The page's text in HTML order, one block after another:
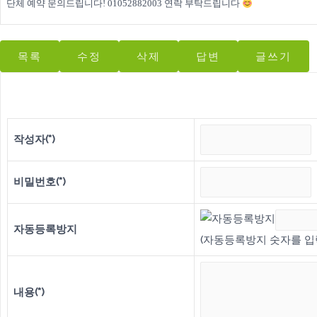
단체 예약 문의드립니다! 01052882003 연락 부탁드립니다
목록 수정 삭제 답변 글쓰기
작성자(*)
비밀번호(*)
자동등록방지
(자동등록방지 숫자를
내용(*)